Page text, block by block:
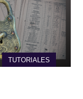
TUTORIALES